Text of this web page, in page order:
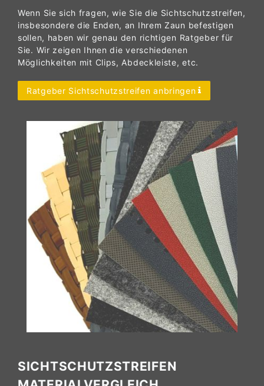
Wenn Sie sich fragen, wie Sie die Sichtschutzstreifen,
insbesondere die Enden, an Ihrem Zaun befestigen
sollen, haben wir genau den richtigen Ratgeber für
Sie. Wir zeigen Ihnen die verschiedenen
Möglichkeiten mit Clips, Abdeckleiste, etc.
Ratgeber Sichtschutzstreifen anbringen
SICHTSCHUTZSTREIFEN